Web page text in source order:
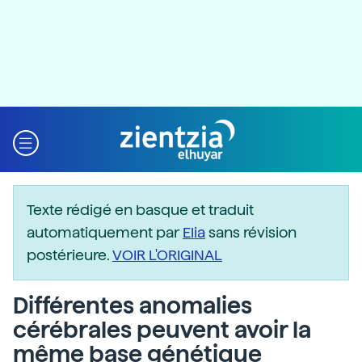
Texte rédigé en basque et traduit
automatiquement parEliasans révision
postérieure.VOIR L'ORIGINAL
Différentes anomalies
cérébrales peuvent avoir la
même base génétique